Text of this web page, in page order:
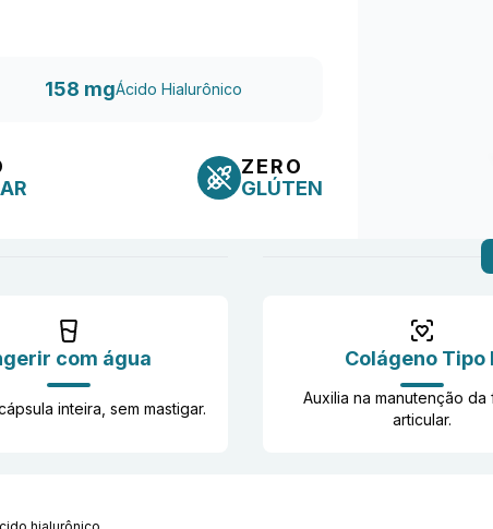
158 mgÁcido Hialurônico
ZERO
GLÚTEN
com água
inteira, sem mastigar.
Colágeno Tipo
Auxilia na manutenção da
articular.